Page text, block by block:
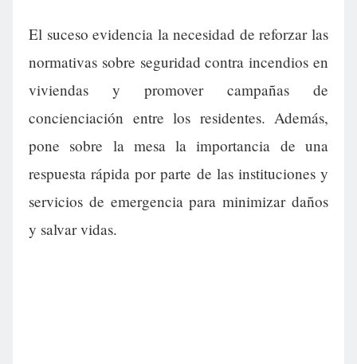
El suceso evidencia la necesidad de reforzar las
normativas sobre seguridad contra incendios en
viviendas y promover campañas de
concienciación entre los residentes. Además,
pone sobre la mesa la importancia de una
respuesta rápida por parte de las instituciones y
servicios de emergencia para minimizar daños
y salvar vidas.